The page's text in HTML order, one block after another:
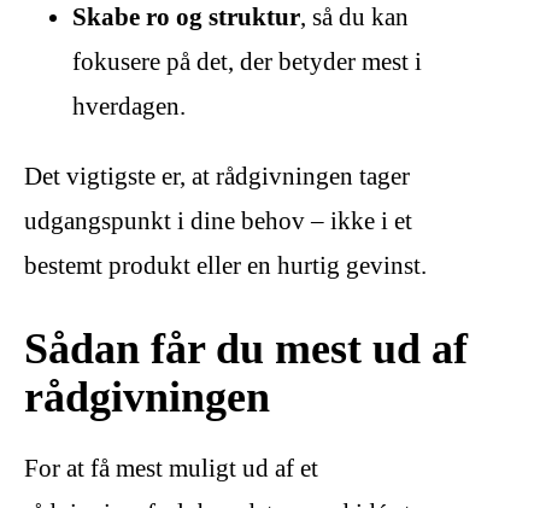
Skabe ro og struktur, så du kan
fokusere på det, der betyder mest i
hverdagen.
Det vigtigste er, at rådgivningen tager
udgangspunkt i dine behov – ikke i et
bestemt produkt eller en hurtig gevinst.
Sådan får du mest ud af
rådgivningen
For at få mest muligt ud af et